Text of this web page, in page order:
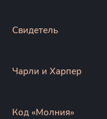
Свидетель
Чарли и Харпер
Код «Молния»